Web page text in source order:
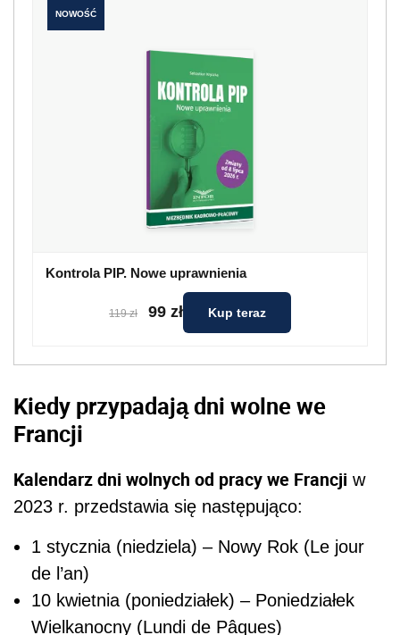
NOWOŚĆ
Kontrola PIP. Nowe uprawnienia
119 zł 99 zł Kup teraz
Kiedy przypadają dni wolne we
Francji
Kalendarz dni wolnych od pracy we Francji w
2023 r. przedstawia się następująco:
1 stycznia (niedziela) – Nowy Rok (Le jour
de l’an)
10 kwietnia (poniedziałek) – Poniedziałek
Wielkanocny (Lundi de Pâques)